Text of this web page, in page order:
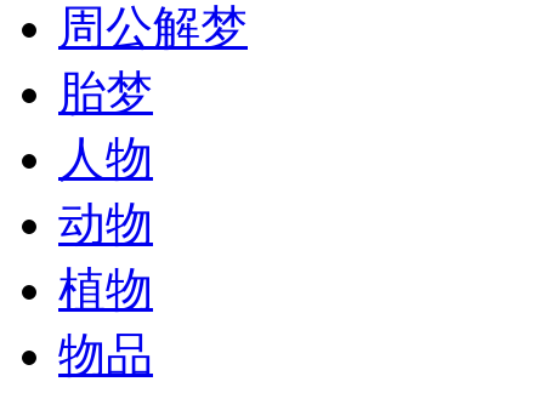
周公解梦
胎梦
人物
动物
植物
物品